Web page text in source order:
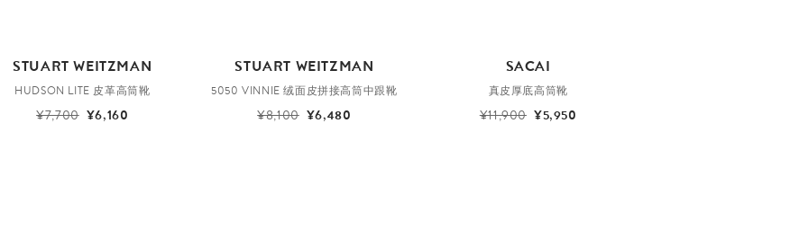
STUART WEITZMAN
HUDSON LITE 皮革高筒靴
¥7,700 ¥6,160
STUART WEITZMAN
5050 VINNIE 绒面皮拼接高筒中跟靴
¥8,100 ¥6,480
SACAI
真皮厚底高筒靴
¥11,900 ¥5,950